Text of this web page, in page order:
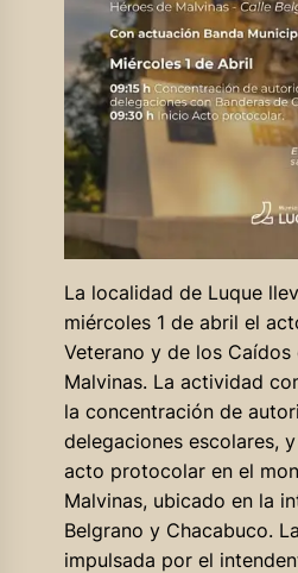
La localidad de Luque
miércoles 1 de abril el
Veterano y de los Caídos
Malvinas. La actividad
la concentración de
delegaciones escolares,
acto protocolar en el
Malvinas, ubicado en la
Belgrano y Chacabuco.
impulsada por el